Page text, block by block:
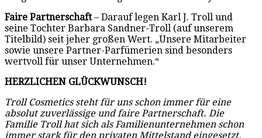
Faire Partnerschaft– Darauf legen Karl J. Troll und
seine Tochter Barbara Sandner-Troll (auf unserem
Titelbild) seit jeher großen Wert. „Unsere Mitarbeiter
sowie unsere Partner-Parfümerien sind besonders
wertvoll für unser Unternehmen.“
HERZLICHEN GLÜCKWUNSCH!
Troll Cosmetics steht für uns schon immer für eine
absolut zuverlässige und faire Partnerschaft. Die
Familie Troll hat sich als Familienunternehmen schon
immer stark für den privaten Mittelstand eingesetzt.